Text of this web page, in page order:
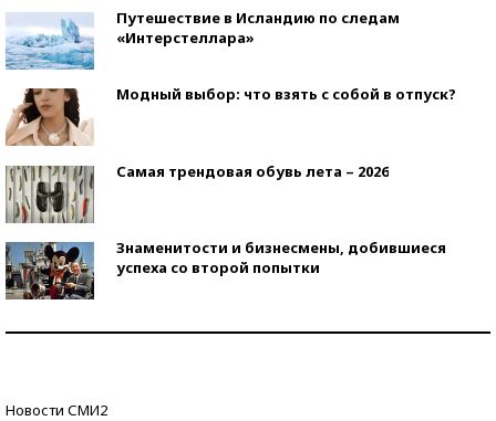
Путешествие в Исландию по следам
«Интерстеллара»
Модный выбор: что взять с собой в отпуск?
Самая трендовая обувь лета – 2026
Знаменитости и бизнесмены, добившиеся
успеха со второй попытки
Новости СМИ2